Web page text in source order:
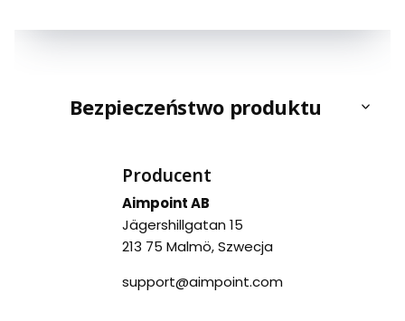
Bezpieczeństwo produktu
Producent
Aimpoint AB
Jägershillgatan 15
213 75 Malmö, Szwecja
support@aimpoint.com